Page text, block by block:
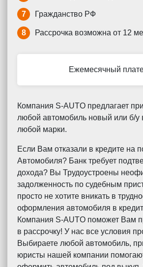
7 Гражданство РФ
8 Рассрочка возможна от 12
Ежемесячный
Компания S-AUTO предлагает
любой автомобиль новый или б/у
любой марки.
Если Вам отказали в кредите на
Автомобиля? Банк требует
дохода? Вы Трудоустроены
задолженность по судебным
просто не хотите вникать в
оформления автомобиля в
Компания S-AUTO поможет Вам
в рассрочку! У нас все условия
Выбираете любой автомобиль,
юристы нашей компании